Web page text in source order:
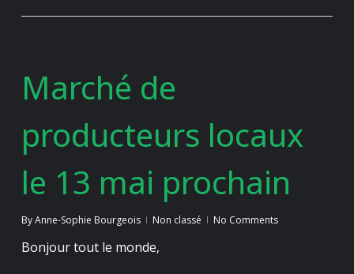
Marché de
producteurs locaux
le 13 mai prochain
ByAnne-Sophie Bourgeois Non classé No Comments
Bonjour tout le monde,